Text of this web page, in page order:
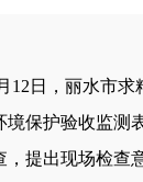
12日， 丽水市求
保护验收监测
提出现场检查